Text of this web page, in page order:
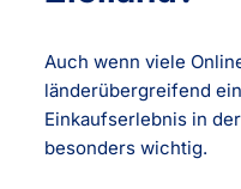
Auch wenn viele
länderübergreifend
Einkaufserlebnis in
besonders wichtig.